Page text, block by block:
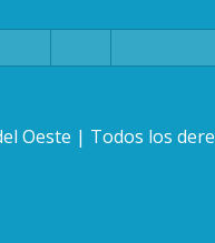
Oeste | Todos los